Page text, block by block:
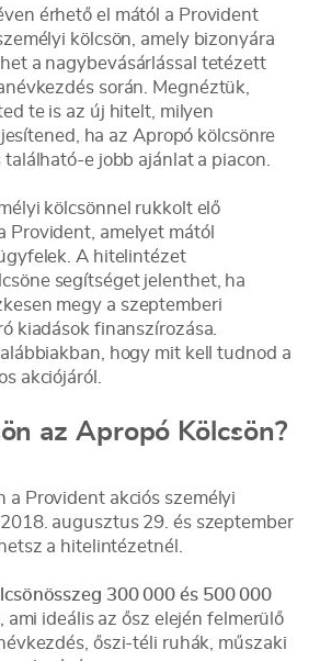
érhető el mától a Provident
kölcsön, amely bizonyára
a nagybevásárlással tetézett
során. Megnéztük,
te is az új hitelt, milyen
ha az Apropó kölcsönre
e jobb ajánlat a piacon.
kölcsönnel rukkolt elő
Provident, amelyet mától
A hitelintézet
segítséget jelenthet, ha
megy a szeptemberi
kiadások finanszírozása.
hogy mit kell tudnod a
akciójáról.
az Apropó Kölcsön?
a Provident akciós személyi
augusztus 29. és szeptember
a hitelintézetnél.
300 000 és 500 000
ami ideális az ősz elején felmerülő
őszi-téli ruhák, műszaki